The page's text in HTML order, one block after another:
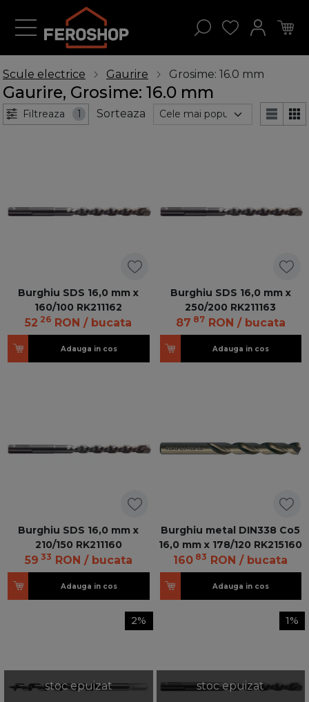
Scule electrice Gaurire Grosime: 16.0 mm
Gaurire, Grosime: 16.0 mm
Filtreaza 1 Sorteaza
Burghiu SDS 16,0 mm x
160/100 RK211162
52 26 RON / bucata
Adauga in cos
Burghiu SDS 16,0 mm x
250/200 RK211163
87 87 RON / bucata
Adauga in cos
Burghiu SDS 16,0 mm x
210/150 RK211160
59 33 RON / bucata
Adauga in cos
Burghiu metal DIN338 Co5
16,0 mm x 178/120 RK215160
160 83 RON / bucata
Adauga in cos
stoc epuizat
2%
stoc epuizat
1%